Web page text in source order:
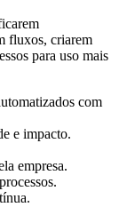
fluxos, criarem
para uso mais
com
e impacto.
empresa.